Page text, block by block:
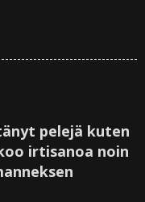
pelejä kuten
irtisanoa noin